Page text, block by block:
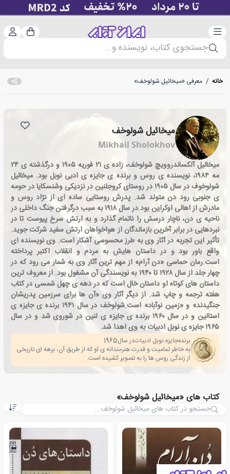
دسته‌بندی سبد
جستجوی کتاب، نویسنده و...
خانه / معرفی «میخائیل شولوخف»
میخائیل شولوخف
Mikhail Sholokhov
میخائیل آلکساندروویچ شولوخف، زاده ی ۲۱ فوریه ۱۹۰۵ و درگذشته ی ۲۴
مه ۱۹۸۴، نویسنده ی روس و برنده ی جایزه ی ادبی نوبل بود. میخائیل
شولوخوف در سال ۱۹۰۵ در روستای کروجلنین در نزدیکی وشنسکایا در حومه
ی جنوبی رود دن متولد شد. پدرش روستایی ساده ای از نژاد روس و
مادرش از اهالی اوکراین بود.در سال ۱۹۱۸ به سبب درگرفتن جنگ داخلی در
ناحیه ی دن، ناچار درسش را ناتمام گذارد و به ارتش سرخ پیوست تا در
نبردهایی در برابر آخرین بازماندگان از هواخواهان ارتش سفید شرکت جوید.
تأثیر این تجربه در آثار وی به طرز محسوسی آشکار است. وی نویسنده ای
واقع باور بود و در داستان هایش به مردم و انقلاب اکتبر پرداخته
است.رمان حماسی «دن آرام» از مهم ترین آثار وی به شمار می رود که در
چهار جلد از سال ۱۹۲۸ تا ۱۹۴۰ به نویسندگی آن مشغول بود. از معروف ترین
داستان های کوتاه او داستان خال است که در دهه ی چهل شمسی در کتاب
هفته ترجمه و چاپ شد. از دیگر آثار وی «آن ها برای سرزمین پدریشان
جنگیدند» و «زمین نوآباد» است.شولوخف در سال ۱۹۴۱ برنده ی جایزه ی
استالین و در سال ۱۹۶۰ برنده ی جایزه ی لنین در شوروی شد و در سال
۱۹۶۵ جایزه ی نوبل ادبیات به وی اهدا شد.
برندهجایزه نوبل ادبیاتدر سال1965
به خاطر تمامیت و قدرت هنرمندانه ی او که از طریق آن، برهه ای تاریخی
از زندگی روس ها را به تصویر کشیده است.
کتاب های «میخائیل شولوخف»